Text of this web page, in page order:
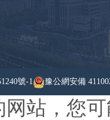
號-1 豫公網安備
站，您